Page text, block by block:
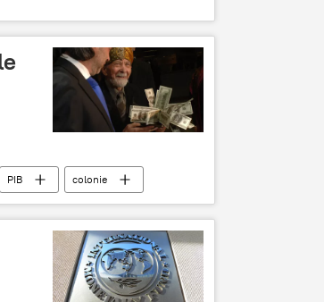
PIB
colonie